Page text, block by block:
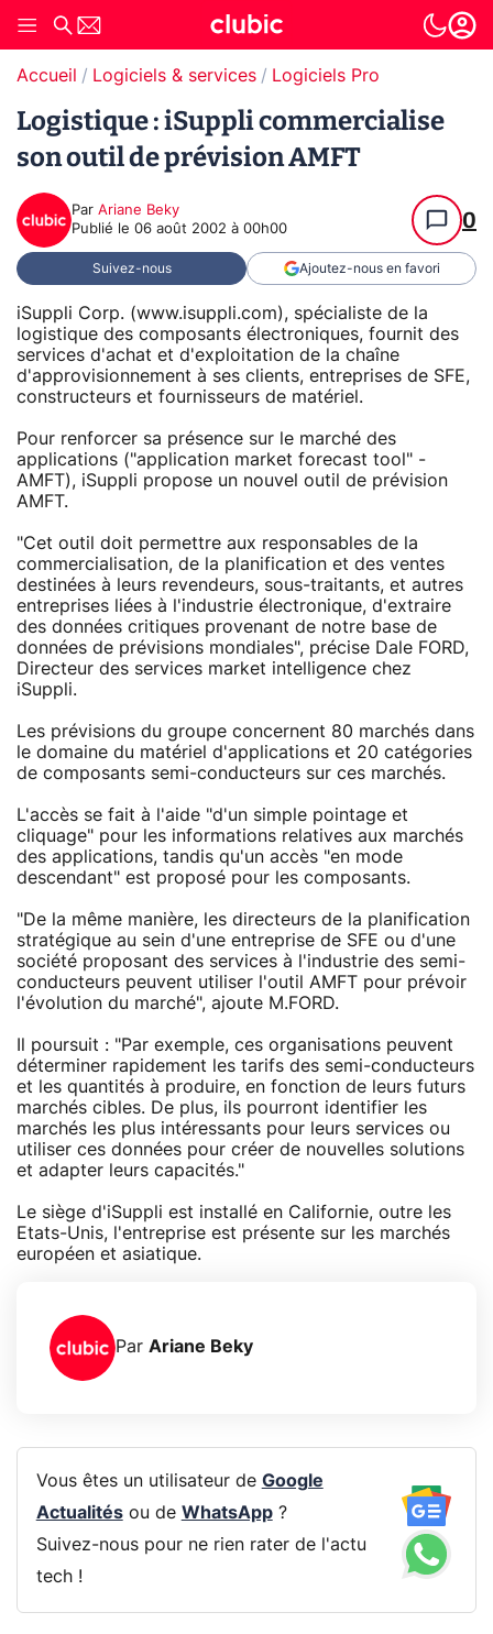
Accueil Logiciels & services Logiciels Pro
Logistique : iSuppli commercialise
son outil de prévision AMFT
Par Ariane Beky
Publié le 06 août 2002 à 00h00 0
Suivez-nous Ajoutez-nous en favori
iSuppli Corp. (www.isuppli.com), spécialiste de la
logistique des composants électroniques, fournit des
services d'achat et d'exploitation de la chaîne
d'approvisionnement à ses clients, entreprises de SFE,
constructeurs et fournisseurs de matériel.
Pour renforcer sa présence sur le marché des
applications ("application market forecast tool" -
AMFT), iSuppli propose un nouvel outil de prévision
AMFT.
"Cet outil doit permettre aux responsables de la
commercialisation, de la planification et des ventes
destinées à leurs revendeurs, sous-traitants, et autres
entreprises liées à l'industrie électronique, d'extraire
des données critiques provenant de notre base de
données de prévisions mondiales", précise Dale FORD,
Directeur des services market intelligence chez
iSuppli.
Les prévisions du groupe concernent 80 marchés dans
le domaine du matériel d'applications et 20 catégories
de composants semi-conducteurs sur ces marchés.
L'accès se fait à l'aide "d'un simple pointage et
cliquage" pour les informations relatives aux marchés
des applications, tandis qu'un accès "en mode
descendant" est proposé pour les composants.
"De la même manière, les directeurs de la planification
stratégique au sein d'une entreprise de SFE ou d'une
société proposant des services à l'industrie des semi-
conducteurs peuvent utiliser l'outil AMFT pour prévoir
l'évolution du marché", ajoute M.FORD.
Il poursuit : "Par exemple, ces organisations peuvent
déterminer rapidement les tarifs des semi-conducteurs
et les quantités à produire, en fonction de leurs futurs
marchés cibles. De plus, ils pourront identifier les
marchés les plus intéressants pour leurs services ou
utiliser ces données pour créer de nouvelles solutions
et adapter leurs capacités."
Le siège d'iSuppli est installé en Californie, outre les
Etats-Unis, l'entreprise est présente sur les marchés
européen et asiatique.
Par Ariane Beky
Vous êtes un utilisateur de Google
Actualitésou de WhatsApp?
Suivez-nous pour ne rien rater de l'actu
tech !